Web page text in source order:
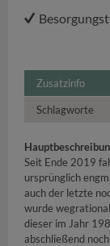
Zusatzinfo
Schlagworte
Seit Ende 2019
ursprünglich
auch der letzte
wurde
dieser im Jahr
abschließend